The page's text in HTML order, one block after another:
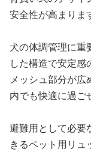
安全性が高まりま
犬の体調管理に重
した構造で安定感
メッシュ部分が広
内でも快適に過ご
避難用として必要
きるペット用リュ